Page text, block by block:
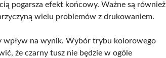
pogarsza efekt końcowy. Ważne są również
wielu problemów z drukowaniem.
wpływ na wynik. Wybór trybu kolorowego
że czarny tusz nie będzie w ogóle